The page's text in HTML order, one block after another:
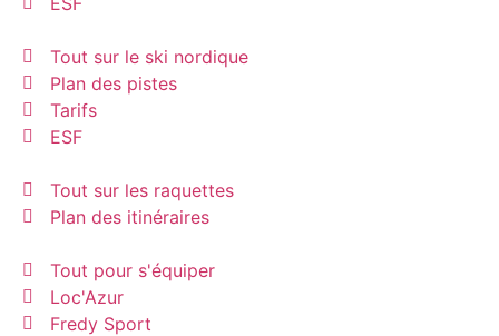
Tout sur le ski nordique
Plan des pistes
Tarifs
ESF
Tout sur les raquettes
Plan des itinéraires
Tout pour s'équiper
Loc'Azur
Fredy Sport